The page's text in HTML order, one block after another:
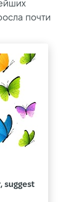
почти
suggest